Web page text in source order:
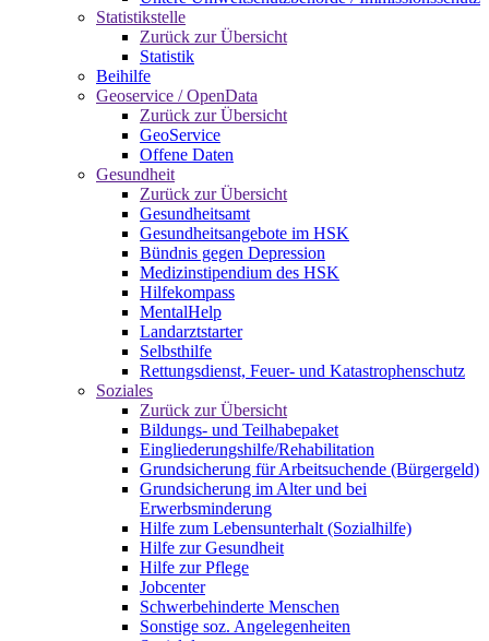
Statistikstelle
Zurück zur Übersicht
Statistik
Beihilfe
Geoservice / OpenData
Zurück zur Übersicht
GeoService
Offene Daten
Gesundheit
Zurück zur Übersicht
Gesundheitsamt
Gesundheitsangebote im HSK
Bündnis gegen Depression
Medizinstipendium des HSK
Hilfekompass
MentalHelp
Landarztstarter
Selbsthilfe
Rettungsdienst, Feuer- und Katastrophenschutz
Soziales
Zurück zur Übersicht
Bildungs- und Teilhabepaket
Eingliederungshilfe/Rehabilitation
Grundsicherung für Arbeitsuchende (Bürgergeld)
Grundsicherung im Alter und bei
Erwerbsminderung
Hilfe zum Lebensunterhalt (Sozialhilfe)
Hilfe zur Gesundheit
Hilfe zur Pflege
Jobcenter
Schwerbehinderte Menschen
Sonstige soz. Angelegenheiten